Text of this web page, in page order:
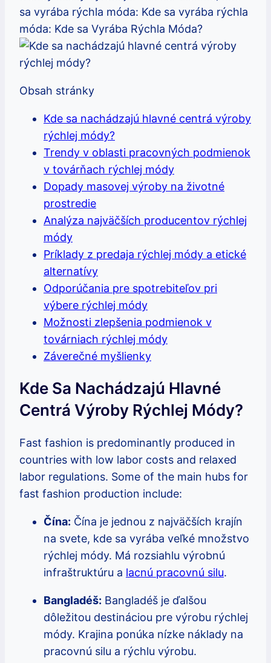
sa vyrába rýchla móda: Kde sa vyrába rýchla
móda: Kde sa Vyrába Rýchla Móda?
Obsah stránky
Kde sa nachádzajú hlavné centrá výroby
rýchlej módy?
Trendy v oblasti pracovných podmienok
v továrňach rýchlej módy
Dopady masovej výroby na životné
prostredie
Analýza najväčších producentov rýchlej
módy
Príklady z predaja rýchlej módy a etické
alternatívy
Odporúčania pre spotrebiteľov pri
výbere rýchlej módy
Možnosti zlepšenia podmienok v
továrniach rýchlej módy
Záverečné myšlienky
Kde Sa Nachádzajú Hlavné
Centrá Výroby Rýchlej Módy?
Fast fashion is predominantly produced in
countries with low labor costs and relaxed
labor regulations. Some of the main hubs for
fast fashion production include:
Čína: Čína je jednou z najväčších krajín
na svete, kde sa vyrába veľké množstvo
rýchlej módy. Má rozsiahlu výrobnú
infraštruktúru a lacnú pracovnú silu.
Bangladéš: Bangladéš je ďalšou
dôležitou destináciou pre výrobu rýchlej
módy. Krajina ponúka nízke náklady na
pracovnú silu a rýchlu výrobu.